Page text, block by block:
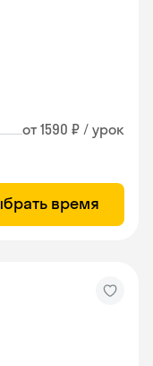
от 1590 ₽ / урок
время